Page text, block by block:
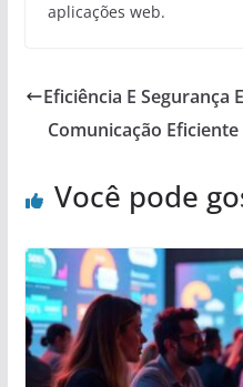
aplicações web.
Eficiência E Segurança
Comunicação
Você pode